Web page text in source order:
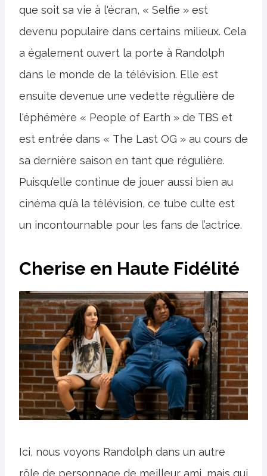
que soit sa vie à l'écran, « Selfie » est
devenu populaire dans certains milieux. Cela
a également ouvert la porte à Randolph
dans le monde de la télévision. Elle est
ensuite devenue une vedette régulière de
l'éphémère « People of Earth » de TBS et
est entrée dans « The Last OG » au cours de
sa dernière saison en tant que régulière.
Puisqu’elle continue de jouer aussi bien au
cinéma qu’à la télévision, ce tube culte est
un incontournable pour les fans de l’actrice.
Cherise en Haute Fidélité
Ici, nous voyons Randolph dans un autre
rôle de personnage de meilleur ami, mais qui